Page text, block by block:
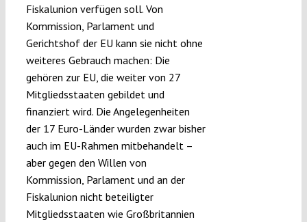
Fiskalunion verfügen soll. Von
Kommission, Parlament und
Gerichtshof der EU kann sie nicht ohne
weiteres Gebrauch machen: Die
gehören zur EU, die weiter von 27
Mitgliedsstaaten gebildet und
finanziert wird. Die Angelegenheiten
der 17 Euro-Länder wurden zwar bisher
auch im EU-Rahmen mitbehandelt –
aber gegen den Willen von
Kommission, Parlament und an der
Fiskalunion nicht beteiligter
Mitgliedsstaaten wie Großbritannien